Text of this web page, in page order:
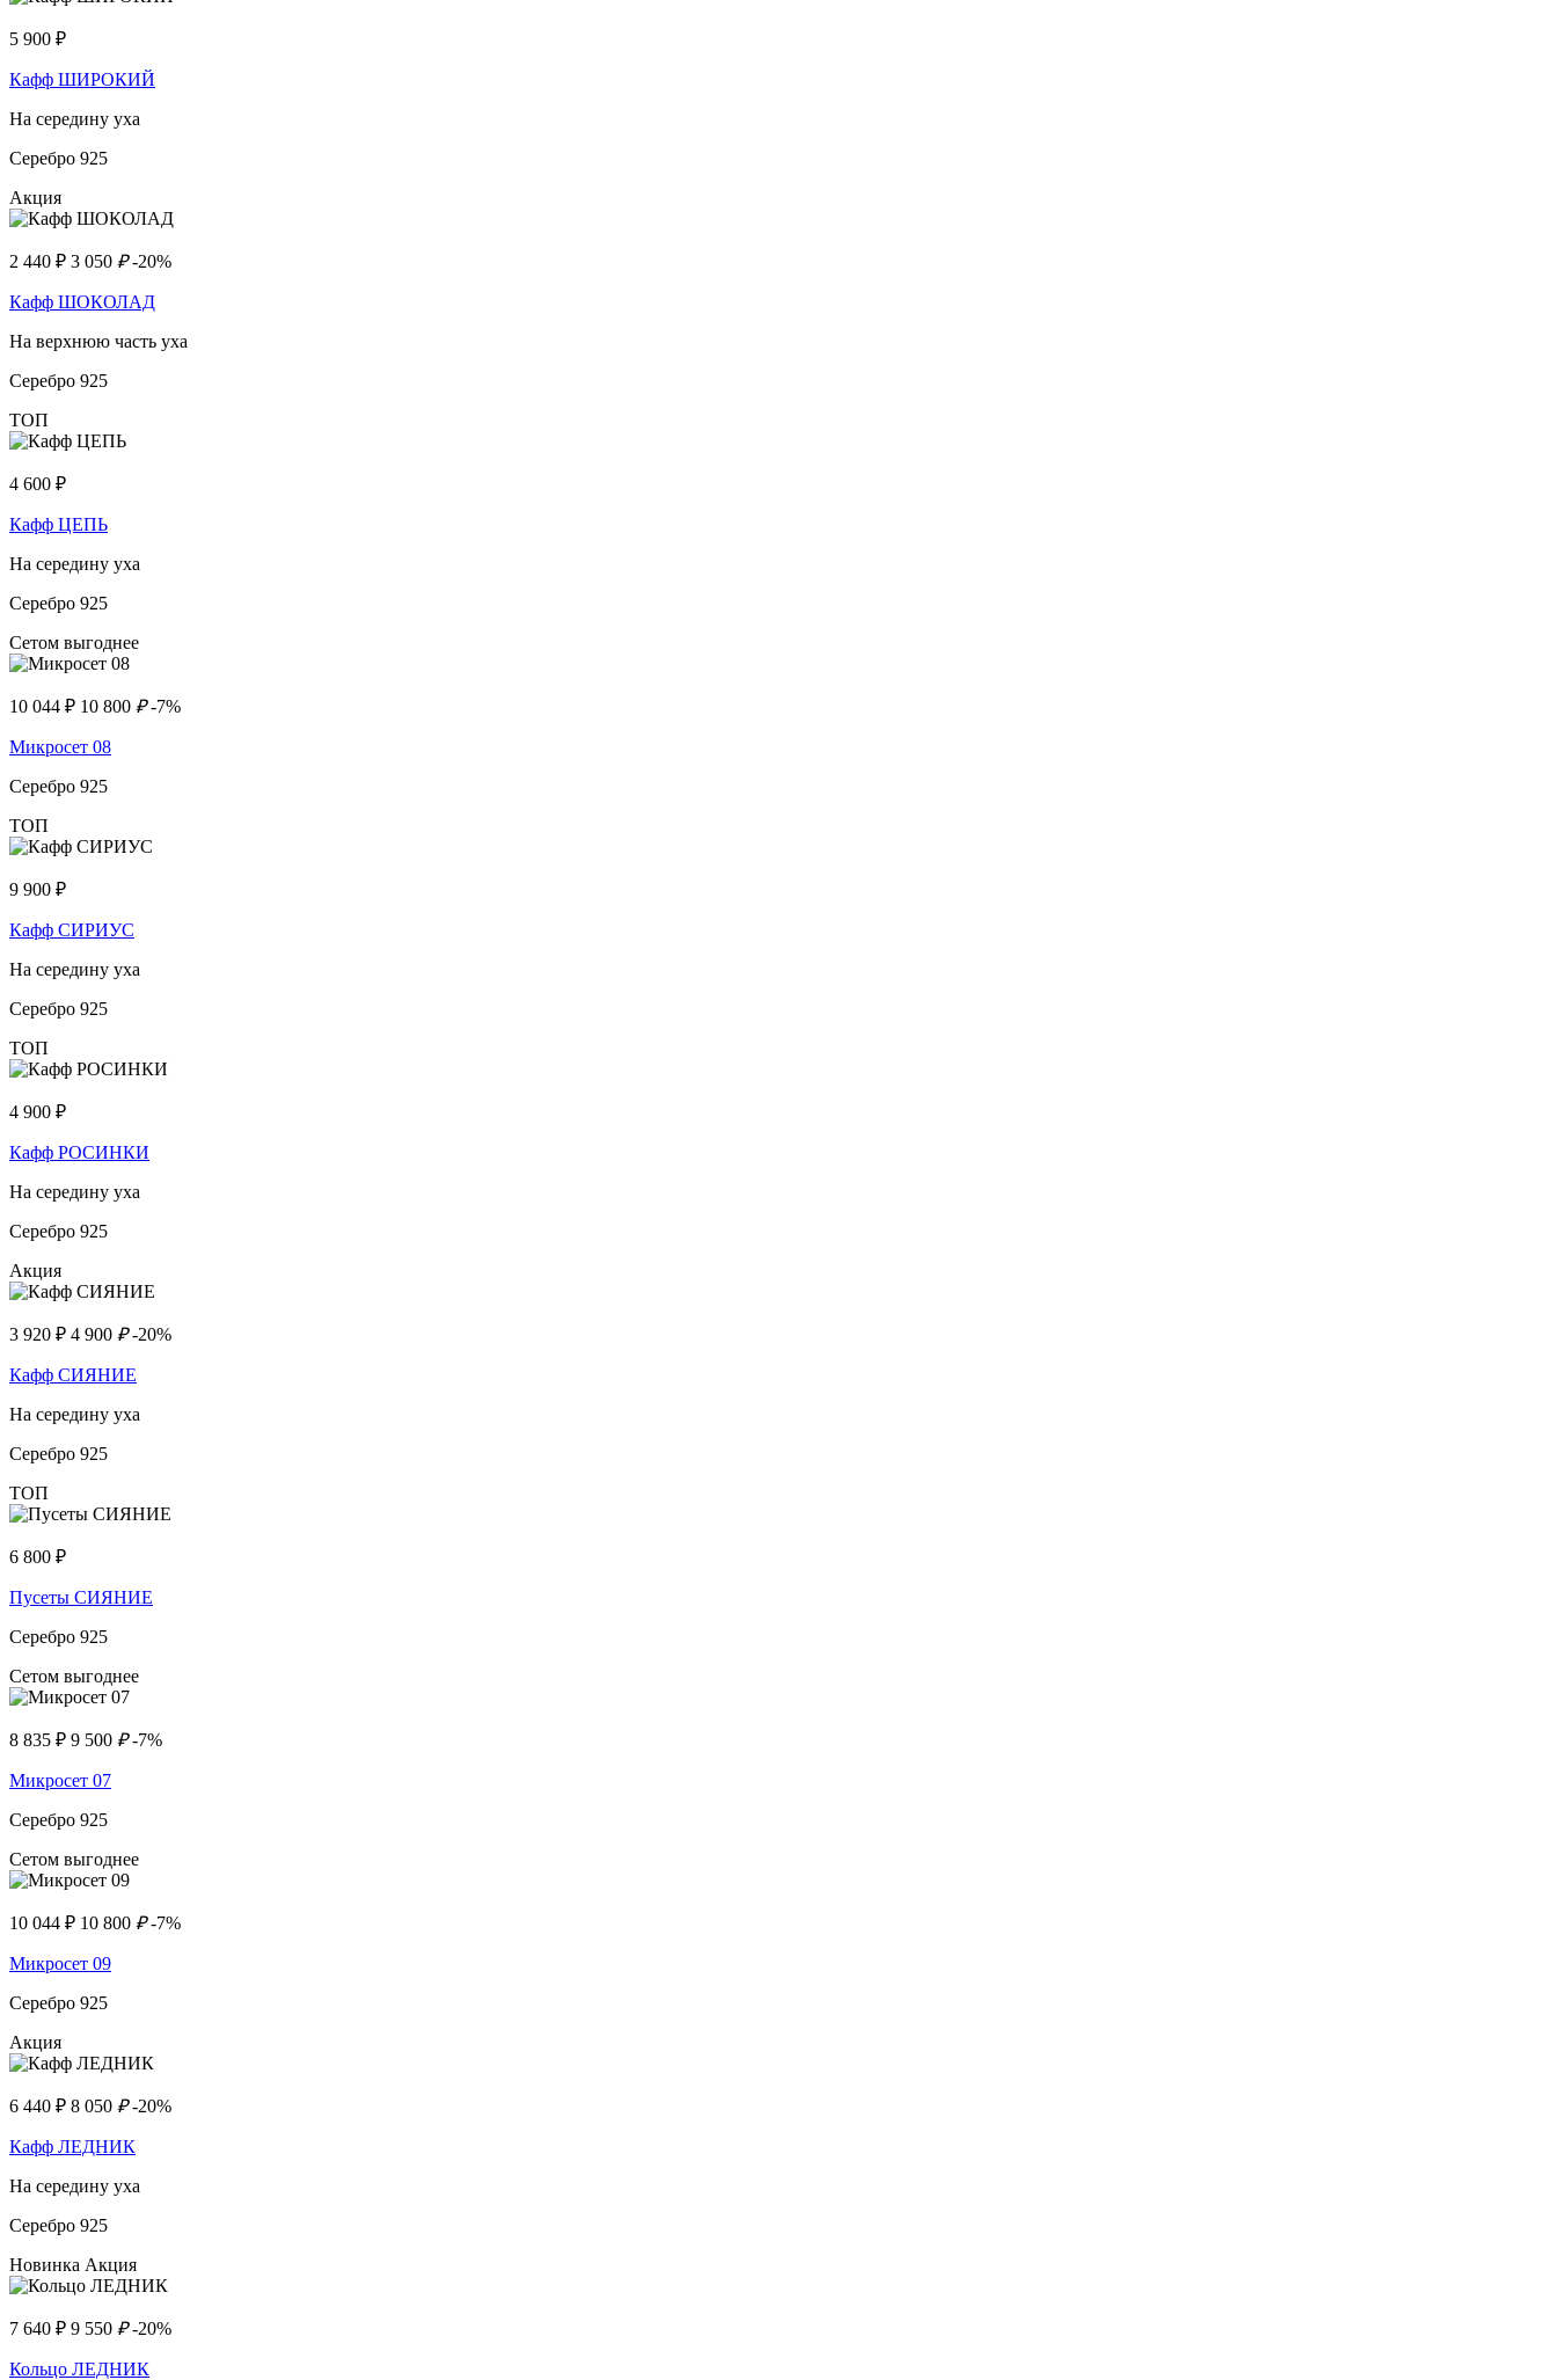
5 900 ₽
Кафф ШИРОКИЙ
На середину уха
Серебро 925
Акция
2 440 ₽ 3 050 ₽ -20%
Кафф ШОКОЛАД
На верхнюю часть уха
Серебро 925
ТОП
4 600 ₽
Кафф ЦЕПЬ
На середину уха
Серебро 925
Сетом выгоднее
10 044 ₽ 10 800 ₽ -7%
Микросет 08
Серебро 925
ТОП
9 900 ₽
Кафф СИРИУС
На середину уха
Серебро 925
ТОП
4 900 ₽
Кафф РОСИНКИ
На середину уха
Серебро 925
Акция
3 920 ₽ 4 900 ₽ -20%
Кафф СИЯНИЕ
На середину уха
Серебро 925
ТОП
6 800 ₽
Пусеты СИЯНИЕ
Серебро 925
Сетом выгоднее
8 835 ₽ 9 500 ₽ -7%
Микросет 07
Серебро 925
Сетом выгоднее
10 044 ₽ 10 800 ₽ -7%
Микросет 09
Серебро 925
Акция
6 440 ₽ 8 050 ₽ -20%
Кафф ЛЕДНИК
На середину уха
Серебро 925
Новинка Акция
7 640 ₽ 9 550 ₽ -20%
Кольцо ЛЕДНИК